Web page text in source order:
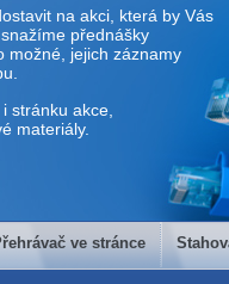
na akci, která by Vás
přednášky
možné, jejich záznamy
stránku akce,
materiály.
stránce
ve stránce